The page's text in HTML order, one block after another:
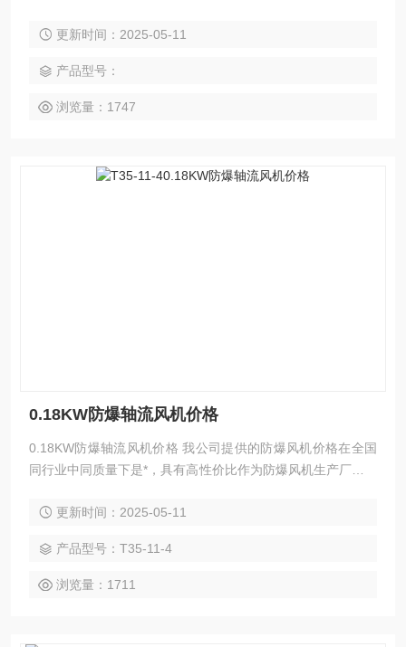
都成直角法兰边，可以安装在管道的中间； 岗位式：除具有壁
定式：除具有壁式特征外，底部焊接固定安装架 （40&amp;a
mp;#215; 40 角铁制 ）
更新时间：2025-05-11
产品型号：
浏览量：1747
0.18KW防爆轴流风机价格
0.18KW防爆轴流风机价格 我公司提供的防爆风机价格在全国
同行业中同质量下是*，具有高性价比作为防爆风机生产厂家，
调研分析各种高危环境下对防爆风机的不同需要，设计生产出
更新时间：2025-05-11
产品型号：T35-11-4
浏览量：1711